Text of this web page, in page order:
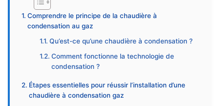
Comprendre le principe de la chaudière à
condensation au gaz
Qu’est-ce qu’une chaudière à condensation ?
Comment fonctionne la technologie de
condensation ?
Étapes essentielles pour réussir l’installation d’une
chaudière à condensation gaz